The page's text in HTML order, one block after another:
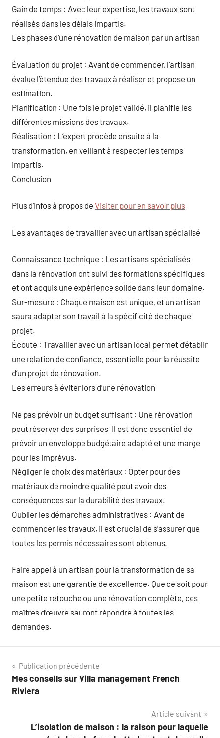
Gain de temps : Avec leur expertise, les travaux sont
réalisés dans les délais impartis.
Les phases d’une rénovation de maison par un artisan
Évaluation du projet : Avant de commencer, l’artisan
évalue l’étendue des travaux à réaliser et propose un
estimation.
Planification : Une fois le projet validé, il planifie les
différentes missions des travaux.
Réalisation : L’expert procède ensuite à la
transformation, en veillant à respecter les temps
impartis.
Conclusion
Plus d’infos à propos de Visiter pour en savoir plus
Les avantages de travailler avec un artisan spécialisé
Connaissance technique : Les artisans spécialisés
dans la rénovation ont suivi des formations spécifiques
et ont acquis une expérience solide dans leur domaine.
Sur-mesure : Chaque maison est unique, et un artisan
saura adapter son travail à la spécificité de chaque
projet.
Écoute : Travailler avec un artisan local permet d’établir
une relation de confiance, essentielle pour la réussite
d’un projet de rénovation.
Les erreurs à éviter lors d’une rénovation
Ne pas prévoir un budget suffisant : Une rénovation
peut réserver des surprises. Il est donc essentiel de
prévoir un enveloppe budgétaire adapté et une marge
pour les imprévus.
Négliger le choix des matériaux : Opter pour des
matériaux de moindre qualité peut avoir des
conséquences sur la durabilité des travaux.
Oublier les démarches administratives : Avant de
commencer les travaux, il est crucial de s’assurer que
toutes les permis nécessaires sont obtenus.
Faire appel à un artisan pour la transformation de sa
maison est une garantie de excellence. Que ce soit pour
une petite retouche ou une rénovation complète, ces
maîtres d’œuvre sauront répondre à toutes les
demandes.
Navigation
de
Publication précédente
Mes conseils sur Villa management French
Riviera
Article suivant
L’isolation de maison : la raison pour laquelle